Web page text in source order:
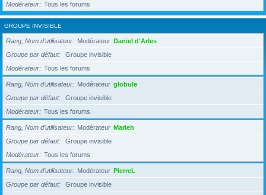
Modérateur
Tous les forums
GROUPE INVISIBLE
Rang, Nom d’utilisateur Modérateur Daniel d'Arles
Groupe par défaut
Groupe invisible
Modérateur
Tous les forums
Rang, Nom d’utilisateur Modérateur globule
Groupe par défaut
Groupe invisible
Modérateur
Tous les forums
Rang, Nom d’utilisateur Modérateur Marieh
Groupe par défaut
Groupe invisible
Modérateur
Tous les forums
Rang, Nom d’utilisateur Modérateur PierreL
Groupe par défaut
Groupe invisible